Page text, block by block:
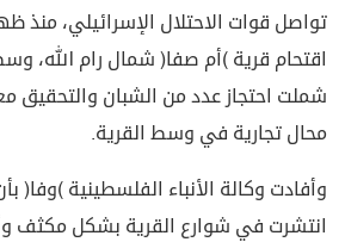
تواصل قوات الاحتلال الإسرائيلي، منذ
اقتحام قرية (أم صفا) شمال رام الله،
شملت احتجاز عدد من الشبان والتحقيق
محال تجارية في وسط القرية.
وأفادت وكالة الأنباء الفلسطينية (وفا)
انتشرت في شوارع القرية بشكل مكثف